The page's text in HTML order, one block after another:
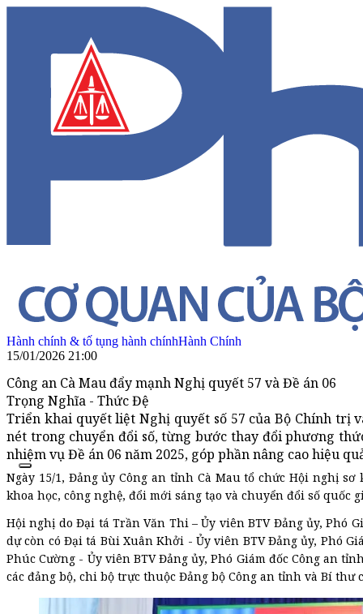
Hành chính & tố tụng hành chínhHành Chính
15/01/2026 21:00
Công an Cà Mau đẩy mạnh Nghị quyết 57 và Đề án 06
Trọng Nghĩa - Thức Đệ
Triển khai quyết liệt Nghị quyết số 57 của Bộ Chính trị
nét trong chuyển đổi số, từng bước thay đổi phương
nhiệm vụ Đề án 06 năm 2025, góp phần nâng cao hiệu
Ngày 15/1, Đảng ủy Công an tỉnh Cà Mau tổ chức Hội nghị
khoa học, công nghệ, đổi mới sáng tạo và chuyển đổi số quốc
Hội nghị do Đại tá Trần Văn Thi – Ủy viên BTV Đảng ủy, Phó
dự còn có Đại tá Bùi Xuân Khởi - Ủy viên BTV Đảng ủy, Phó
Phúc Cường - Ủy viên BTV Đảng ủy, Phó Giám đốc Công an
các đảng bộ, chi bộ trực thuộc Đảng bộ Công an tỉnh và Bí thư